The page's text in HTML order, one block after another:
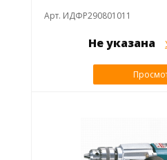
Арт. ИДФР290801011
Не указана